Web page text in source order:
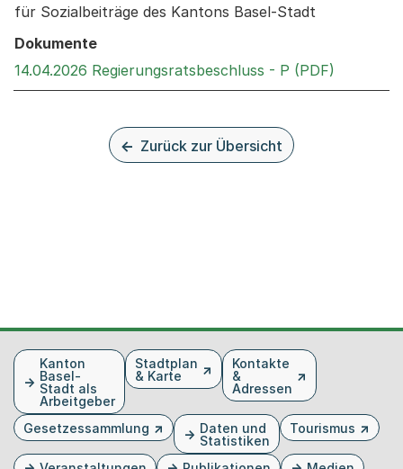
für Sozialbeiträge des Kantons Basel-Stadt
Dokumente
14.04.2026 Regierungsratsbeschluss - P (PDF)
Zurück zur Übersicht
FusszeileKanton
Basel-
Stadt als
Arbeitgeber
Stadtplan
& Karte
Kontakte
&
Adressen
Gesetzessammlung
Daten und
Statistiken
Tourismus